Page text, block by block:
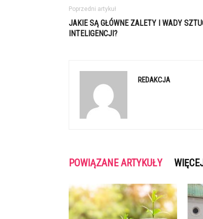
Poprzedni artykuł
JAKIE SĄ GŁÓWNE ZALETY I WADY
INTELIGENCJI?
REDAKCJA
POWIĄZANE ARTYKUŁY